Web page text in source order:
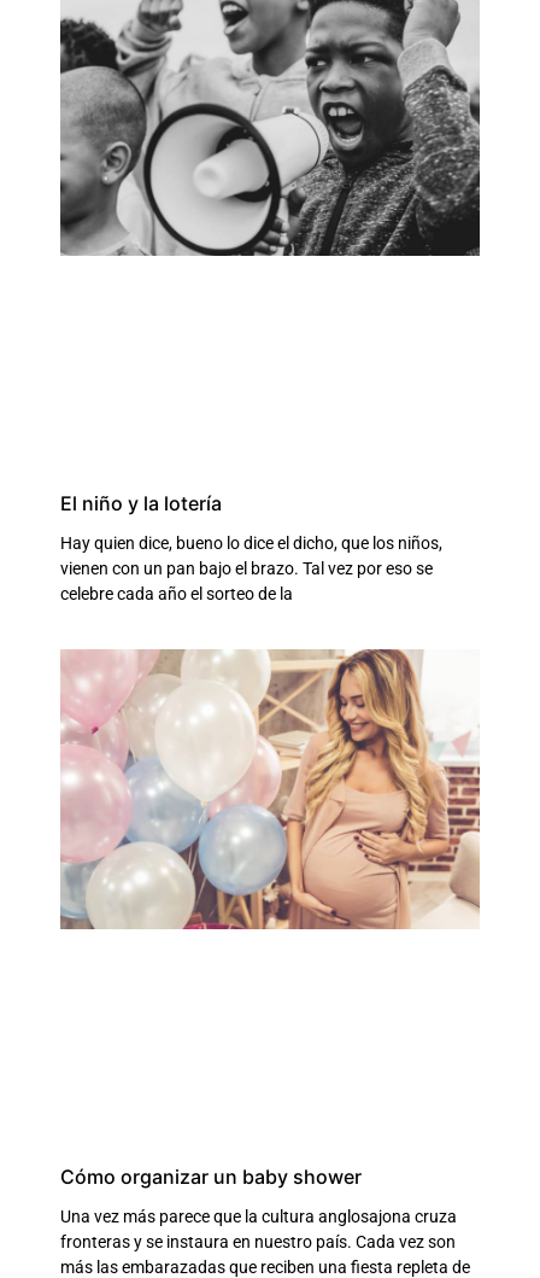
El niño y la lotería
Hay quien dice, bueno lo dice el dicho, que los niños,
vienen con un pan bajo el brazo. Tal vez por eso se
celebre cada año el sorteo de la
Cómo organizar un baby shower
Una vez más parece que la cultura anglosajona cruza
fronteras y se instaura en nuestro país. Cada vez son
más las embarazadas que reciben una fiesta repleta de